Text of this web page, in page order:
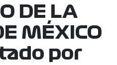
DE LA
MÉXICO
por